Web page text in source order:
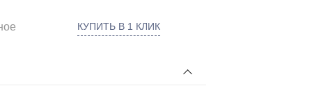
КУПИТЬ В 1 КЛИК